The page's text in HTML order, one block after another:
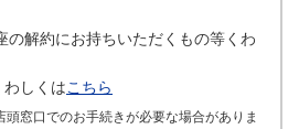
の解約にお持ちいただくもの等くわ
しくはこちら
窓口でのお手続きが必要な場合がありま